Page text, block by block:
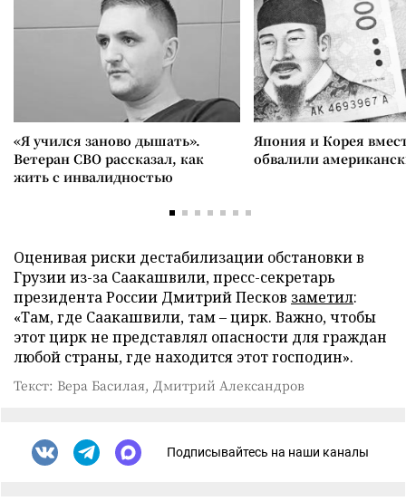
«Я учился заново дышать».
Ветеран СВО рассказал, как
жить с инвалидностью
Япония и Корея
обвалили
Оценивая риски дестабилизации обстановки в
Грузии из-за Саакашвили, пресс-секретарь
президента России Дмитрий Песков заметил:
«Там, где Саакашвили, там – цирк. Важно, чтобы
этот цирк не представлял опасности для граждан
любой страны, где находится этот господин».
Текст: Вера Басилая, Дмитрий Александров
Подписывайтесь на наши каналы